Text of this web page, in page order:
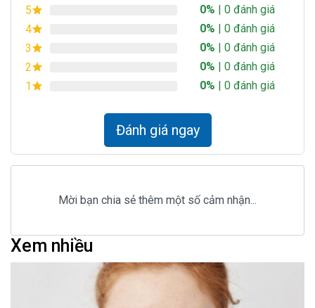
5 0% | 0 đánh giá
4
0% | 0 đánh giá
3
0% | 0 đánh giá
2
0% | 0 đánh giá
1
0% | 0 đánh giá
Đánh giá ngay
Mời bạn chia sẻ thêm một số cảm nhận...
Xem nhiều